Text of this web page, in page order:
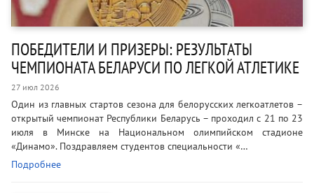
ПОБЕДИТЕЛИ И ПРИЗЕРЫ: РЕЗУЛЬТАТЫ
ЧЕМПИОНАТА БЕЛАРУСИ ПО ЛЕГКОЙ АТЛЕТИКЕ
27 июл 2026
Один из главных стартов сезона для белорусских легкоатлетов –
открытый чемпионат Республики Беларусь – проходил с 21 по 23
июля в Минске на Национальном олимпийском стадионе
«Динамо». Поздравляем студентов специальности «…
Подробнее